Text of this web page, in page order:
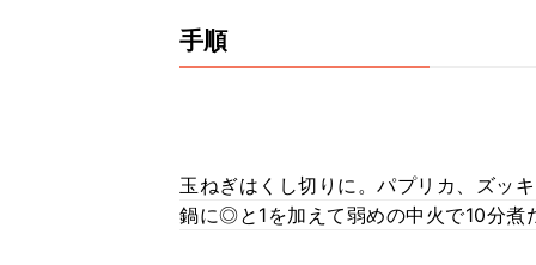
手順
玉ねぎはくし切りに。パプリカ、ズッ
鍋に◎と1を加えて弱めの中火で10分煮